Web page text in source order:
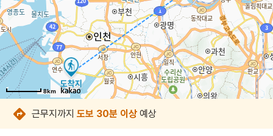
8km
8km
8km
8km
8km
8km
8km
8km
근무지까지 도보 30분 이상 예상